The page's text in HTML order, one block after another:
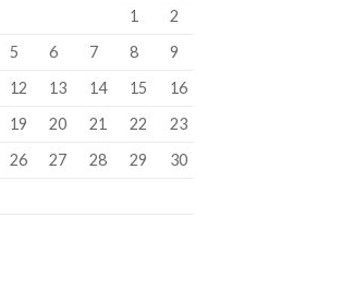
1
2
5 6 7 8
9
12 13 14 15
16
19 20 21 22
23
26 27 28 29
30